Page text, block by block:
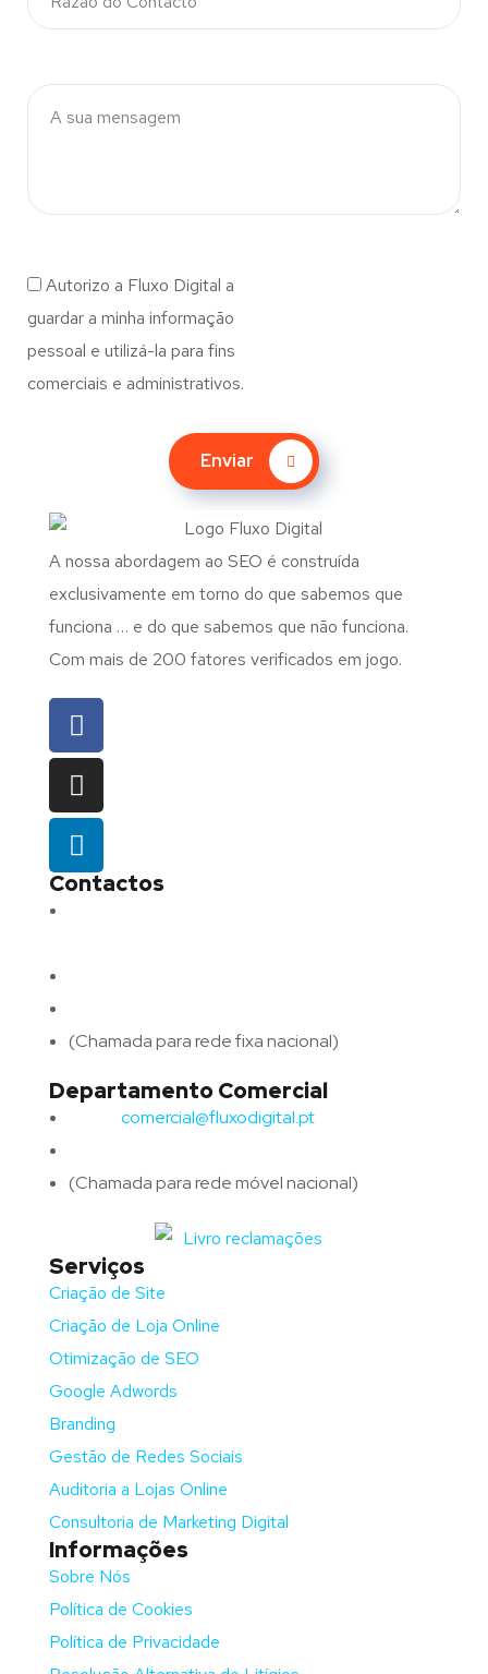
Autorizo a Fluxo Digital a
guardar a minha informação
pessoal e utilizá-la para fins
comerciais e administrativos.
Enviar
A nossa abordagem ao SEO é construída
exclusivamente em torno do que sabemos que
funciona … e do que sabemos que não funciona.
Com mais de 200 fatores verificados em jogo.
Contactos
(Chamada para rede fixa nacional)
Departamento Comercial
comercial@fluxodigital.pt
(Chamada para rede móvel nacional)
Serviços
Criação de Site
Criação de Loja Online
Otimização de SEO
Google Adwords
Branding
Gestão de Redes Sociais
Auditoria a Lojas Online
Consultoria de Marketing Digital
Informações
Sobre Nós
Política de Cookies
Política de Privacidade